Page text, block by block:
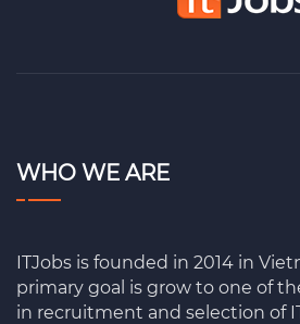
WHO WE ARE
ITJobs is founded in 2014 in
primary goal is grow to one of
in recruitment and selection of